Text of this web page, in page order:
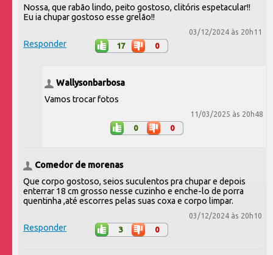
Nossa, que rabão lindo, peito gostoso, clitóris espetacular!!
Eu ia chupar gostoso esse grelão!!
03/12/2024 às 20h11
Responder 17 0
Wallysonbarbosa
Vamos trocar fotos
11/03/2025 às 20h48
0 0
Comedor de morenas
Que corpo gostoso, seios suculentos pra chupar e depois
enterrar 18 cm grosso nesse cuzinho e enche-lo de porra
quentinha ,até escorres pelas suas coxa e corpo limpar.
03/12/2024 às 20h10
Responder 3 0